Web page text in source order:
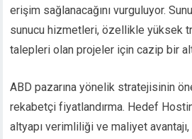
erişim sağlanacağını vurguluyor.
sunucu hizmetleri, özellikle yüksek
talepleri olan projeler için cazip bir
ABD pazarına yönelik stratejisinin
rekabetçi fiyatlandırma. Hedef
altyapı verimliliği ve maliyet avantajı,